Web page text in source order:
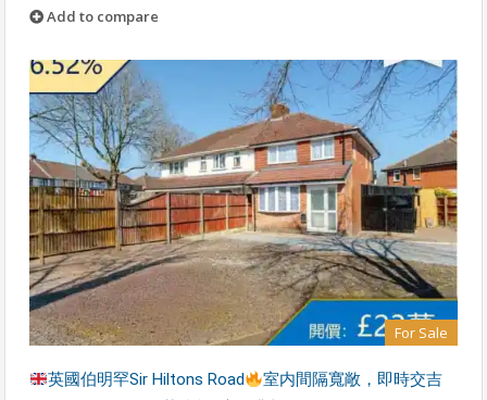
Add to compare
For Sale
英國伯明罕Sir Hiltons Road
室内間隔寬敞，即時交吉